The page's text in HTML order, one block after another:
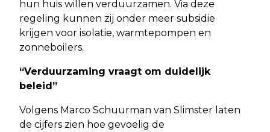
hun huis willen verduurzamen. Via deze
regeling kunnen zij onder meer subsidie
krijgen voor isolatie, warmtepompen en
zonneboilers.
“Verduurzaming vraagt om duidelijk
beleid”
Volgens Marco Schuurman van Slimster laten
de cijfers zien hoe gevoelig de